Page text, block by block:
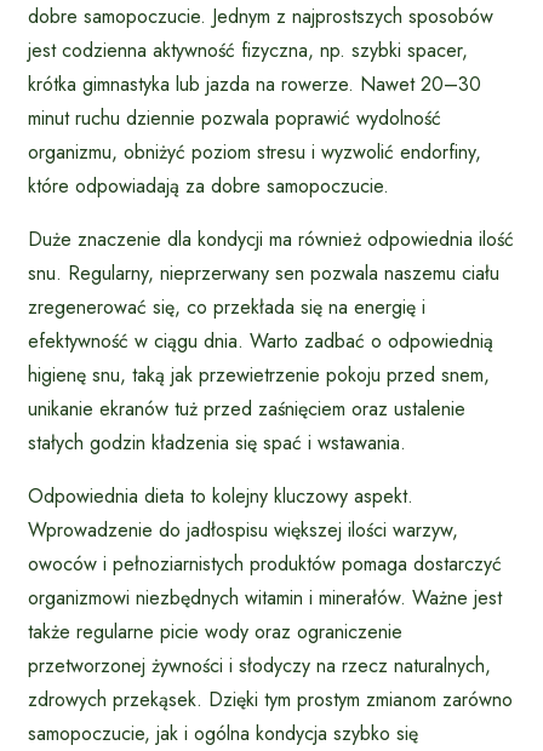
dobre samopoczucie. Jednym z najprostszych sposobów
jest codzienna aktywność fizyczna, np. szybki spacer,
krótka gimnastyka lub jazda na rowerze. Nawet 20–30
minut ruchu dziennie pozwala poprawić wydolność
organizmu, obniżyć poziom stresu i wyzwolić endorfiny,
które odpowiadają za dobre samopoczucie.
Duże znaczenie dla kondycji ma również odpowiednia ilość
snu. Regularny, nieprzerwany sen pozwala naszemu ciału
zregenerować się, co przekłada się na energię i
efektywność w ciągu dnia. Warto zadbać o odpowiednią
higienę snu, taką jak przewietrzenie pokoju przed snem,
unikanie ekranów tuż przed zaśnięciem oraz ustalenie
stałych godzin kładzenia się spać i wstawania.
Odpowiednia dieta to kolejny kluczowy aspekt.
Wprowadzenie do jadłospisu większej ilości warzyw,
owoców i pełnoziarnistych produktów pomaga dostarczyć
organizmowi niezbędnych witamin i minerałów. Ważne jest
także regularne picie wody oraz ograniczenie
przetworzonej żywności i słodyczy na rzecz naturalnych,
zdrowych przekąsek. Dzięki tym prostym zmianom zarówno
samopoczucie, jak i ogólna kondycja szybko się